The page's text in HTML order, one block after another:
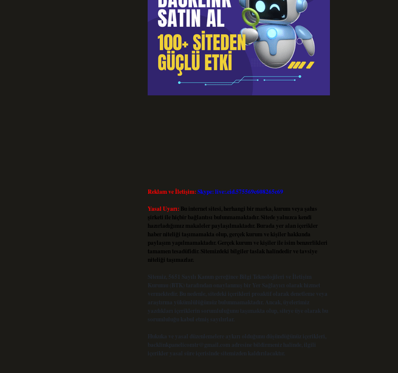
Reklam ve İletişim:Skype: live:.cid.575569c608265c69
Yasal Uyarı: Bu internet sitesi, herhangi bir marka, kurum veya şahıs
şirketi ile hiçbir bağlantısı bulunmamaktadır. Sitede yalnızca kendi
hazırladığımız makaleler paylaşılmaktadır. Burada yer alan içerikler
haber niteliği taşımamakta olup, gerçek kurum ve kişiler hakkında
paylaşım yapılmamaktadır. Gerçek kurum ve kişiler ile isim benzerlikleri
tamamen tesadüfidir. Sitemizdeki bilgiler taslak halindedir ve tavsiye
niteliği taşımazlar.
Sitemiz, 5651 Sayılı Kanun gereğince Bilgi Teknolojileri ve İletişim
Kurumu (BTK) tarafından onaylanmış bir Yer Sağlayıcı olarak hizmet
vermektedir. Bu nedenle, sitedeki içerikleri proaktif olarak denetleme veya
araştırma yükümlülüğümüz bulunmamaktadır. Ancak, üyelerimiz
yazdıkları içeriklerin sorumluluğunu taşımakta olup, siteye üye olarak bu
sorumluluğu kabul etmiş sayılırlar.
Hukuka ve yasal düzenlemelere aykırı olduğunu düşündüğünüz içerikleri,
backlinkpanelicomtr@gmail.com adresine bildirmeniz halinde, ilgili
içerikler yasal süre içerisinde sitemizden kaldırılacaktır.